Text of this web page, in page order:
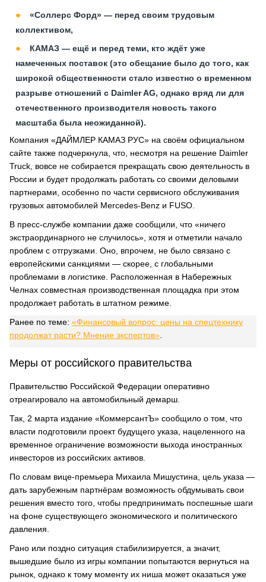
«Соллерс Форд» — перед своим трудовым
коллективом,
КАМАЗ — ещё и перед теми, кто ждёт уже
намеченных поставок (это обещание было до того, как
широкой общественности стало известно о временном
разрыве отношений с Daimler AG, однако вряд ли для
отечественного производителя новость такого
масштаба была неожиданной).
Компания «ДАЙМЛЕР КАМАЗ РУС» на своём официальном
сайте также подчеркнула, что, несмотря на решение Daimler
Truck, вовсе не собирается прекращать свою деятельность в
России и будет продолжать работать со своими деловыми
партнерами, особенно по части сервисного обслуживания
грузовых автомобилей Mercedes-Benz и FUSO.
В пресс-службе компании даже сообщили, что «ничего
экстраординарного не случилось», хотя и отметили начало
проблем с отгрузками. Оно, впрочем, не было связано с
европейскими санкциями — скорее, с глобальными
проблемами в логистике. Расположенная в Набережных
Челнах совместная производственная площадка при этом
продолжает работать в штатном режиме.
Ранее по теме: «Финансовый вопрос: цены на спецтехнику
продолжат расти? Мнение экспертов»
Меры от российского правительства
Правительство Российской Федерации оперативно
отреагировало на автомобильный демарш.
Так, 2 марта издание «КоммерсантЪ» сообщило о том, что
власти подготовили проект будущего указа, нацеленного на
временное ограничение возможности выхода иностранных
инвесторов из российских активов.
По словам вице-премьера Михаила Мишустина, цель указа —
дать зарубежным партнёрам возможность обдумывать свои
решения вместо того, чтобы предпринимать поспешные шаги
на фоне существующего экономического и политического
давления.
Рано или поздно ситуация стабилизируется, а значит,
вышедшие было из игры компании попытаются вернуться на
рынок, однако к тому моменту их ниша может оказаться уже